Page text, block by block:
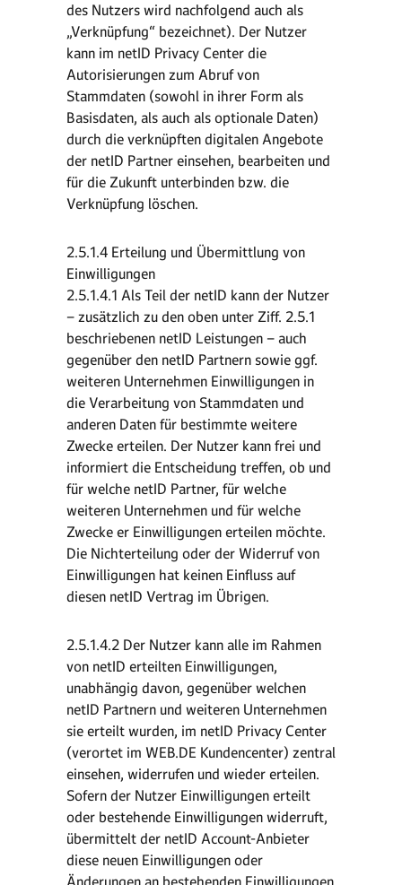
des Nutzers wird nachfolgend auch als
„Verknüpfung“ bezeichnet). Der Nutzer
kann im netID Privacy Center die
Autorisierungen zum Abruf von
Stammdaten (sowohl in ihrer Form als
Basisdaten, als auch als optionale Daten)
durch die verknüpften digitalen Angebote
der netID Partner einsehen, bearbeiten und
für die Zukunft unterbinden bzw. die
Verknüpfung löschen.
2.5.1.4 Erteilung und Übermittlung von
Einwilligungen
2.5.1.4.1 Als Teil der netID kann der Nutzer
– zusätzlich zu den oben unter Ziff. 2.5.1
beschriebenen netID Leistungen – auch
gegenüber den netID Partnern sowie ggf.
weiteren Unternehmen Einwilligungen in
die Verarbeitung von Stammdaten und
anderen Daten für bestimmte weitere
Zwecke erteilen. Der Nutzer kann frei und
informiert die Entscheidung treffen, ob und
für welche netID Partner, für welche
weiteren Unternehmen und für welche
Zwecke er Einwilligungen erteilen möchte.
Die Nichterteilung oder der Widerruf von
Einwilligungen hat keinen Einfluss auf
diesen netID Vertrag im Übrigen.
2.5.1.4.2 Der Nutzer kann alle im Rahmen
von netID erteilten Einwilligungen,
unabhängig davon, gegenüber welchen
netID Partnern und weiteren Unternehmen
sie erteilt wurden, im netID Privacy Center
(verortet im WEB.DE Kundencenter) zentral
einsehen, widerrufen und wieder erteilen.
Sofern der Nutzer Einwilligungen erteilt
oder bestehende Einwilligungen widerruft,
übermittelt der netID Account-Anbieter
diese neuen Einwilligungen oder
Änderungen an bestehenden Einwilligungen